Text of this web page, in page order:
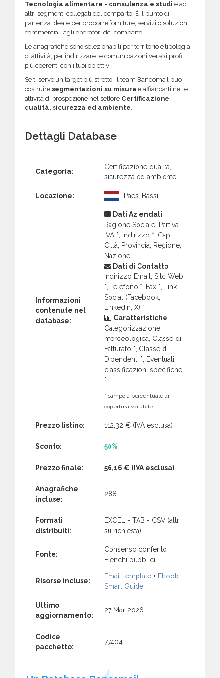
Tecnologia alimentare - consulenza e studi e ad
altri segmenti collegati del comparto. È il punto di
partenza ideale per proporre forniture, servizi o soluzioni
commerciali agli operatori del comparto.
Le anagrafiche sono selezionabili per territorio e tipologia
di attività, per indirizzare le comunicazioni verso i profili
più coerenti con i tuoi obiettivi.
Se ti serve un target più stretto, il team Bancomail può
costruire segmentazioni su misura e affiancarti nelle
attività di prospezione nel settore Certificazione
qualità, sicurezza ed ambiente.
Dettagli Database
Categoria:
Certificazione qualità,
sicurezza ed ambiente
Locazione: Paesi Bassi
Informazioni
contenute nel
database:
Dati Aziendali:
Ragione Sociale, Partiva
IVA *, Indirizzo *, Cap,
Città, Provincia, Regione,
Nazione.
Dati di Contatto:
Indirizzo Email, Sito Web
*, Telefono *, Fax *, Link
Social (Facebook,
Linkedin, X) *
Caratteristiche:
Categorizzazione
merceologica, Classe di
Fatturato *, Classe di
Dipendenti *, Eventuali
classificazioni specifiche
*
* campo a percentuale di
copertura variabile.
Prezzo listino: 112,32 € (IVA esclusa)
Sconto: 50%
Prezzo finale: 56,16 € (IVA esclusa)
Anagrafiche
incluse:
288
Formati
distribuiti:
EXCEL - TAB - CSV (altri
su richiesta)
Fonte:
Consenso conferito +
Elenchi pubblici
Risorse incluse:
Email template + Ebook
Smart Guide
Ultimo
aggiornamento:
27 Mar 2026
Codice
pacchetto:
77404